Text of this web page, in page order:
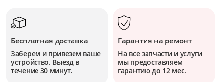
Бесплатная доставка
Заберем и привезем ваше
устройство. Выезд в
течение 30 минут.
Гарантия на ремонт
На все запчасти и услуги
мы предоставляем
гарантию до 12 мес.